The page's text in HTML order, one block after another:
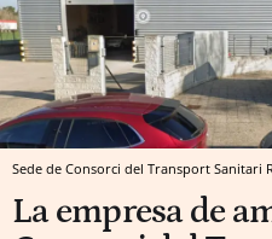
Sede de Consorci del Transport Sanitari
La empresa de